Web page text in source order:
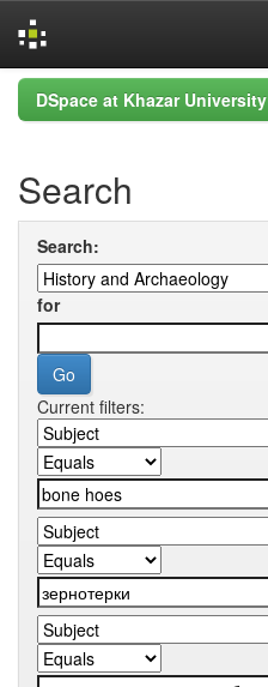
Skip
navigation
DSpace at Khazar University
Search
Search:
for
Current filters: